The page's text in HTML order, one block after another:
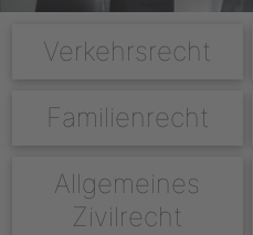
Downloads
Kontakt
Verkehrsrecht
Familienrecht
Allgemeines
Zivilrecht